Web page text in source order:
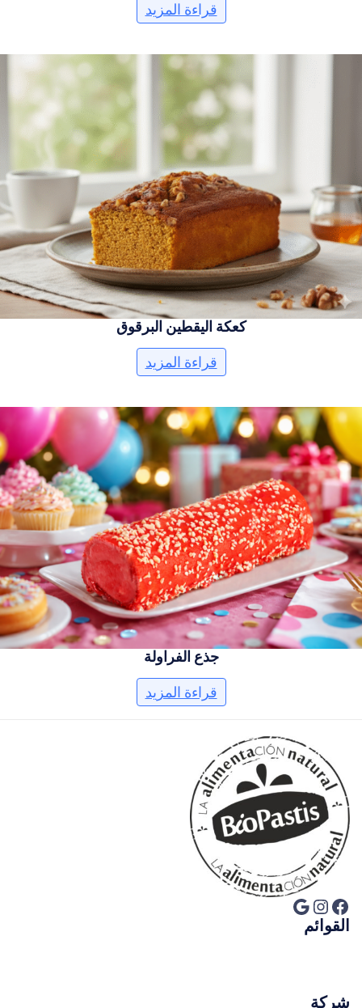
قراءة المزيد
كعكة اليقطين البرقوق
قراءة المزيد
جذع الفراولة
قراءة المزيد
فيسبوك إنستجرام جوجل
القوائم
شركة